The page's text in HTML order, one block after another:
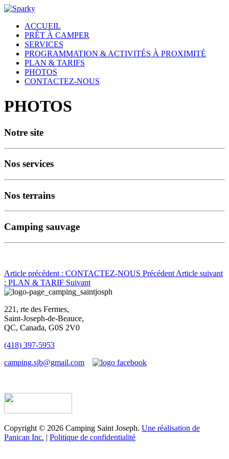
ACCUEIL
PRÊT À CAMPER
SERVICES
PROGRAMMATION & ACTIVITÉS À PROXIMITÉ
PLAN & TARIFS
PHOTOS
CONTACTEZ-NOUS
PHOTOS
Notre site
Nos services
Nos terrains
Camping sauvage
Article précédent : CONTACTEZ-NOUS Précédent Article suivant
: PLAN & TARIF Suivant
221, rte des Fermes,
Saint-Joseph-de-Beauce,
QC, Canada, G0S 2V0
(418) 397-5953
camping.sjb@gmail.com
Copyright © 2026 Camping Saint Joseph. Une réalisation de
Panican Inc. | Politique de confidentialité